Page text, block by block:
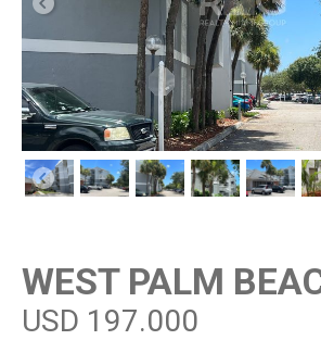
WEST PALM
USD 197.000